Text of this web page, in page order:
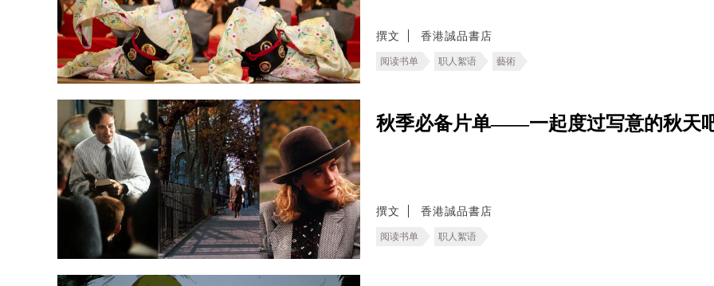
撰文 香港誠品書店
阅读书单 职人絮语 藝術
秋季必备片单——一起度过写意的秋天
撰文 香港誠品書店
阅读书单 职人絮语